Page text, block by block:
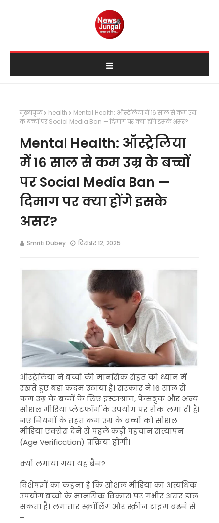
मुख्यपृष्ठ health
Mental Health: ऑस्ट्रेलिया में 16 साल से कम उम्र
के बच्चों पर Social Media Ban — दिमाग पर क्या होंगे इसके असर?
Mental Health: ऑस्ट्रेलिया
में 16 साल से कम उम्र के बच्चों
पर Social Media Ban —
दिमाग पर क्या होंगे इसके
असर?
Smriti Dubey दिसंबर 12, 2025
ऑस्ट्रेलिया ने बच्चों की मानसिक सेहत को ध्यान में
रखते हुए बड़ा कदम उठाया है। सरकार ने 16 साल से
कम उम्र के बच्चों के लिए इंस्टाग्राम, फेसबुक और अन्य
सोशल मीडिया प्लेटफॉर्म के उपयोग पर रोक लगा दी है।
नए नियमों के तहत कम उम्र के बच्चों को सोशल
मीडिया एक्सेस देने से पहले कड़ी पहचान सत्यापन
(Age Verification) प्रक्रिया होगी।
क्यों लगाया गया यह बैन?
विशेषज्ञों का कहना है कि सोशल मीडिया का अत्यधिक
उपयोग बच्चों के मानसिक विकास पर गंभीर असर डाल
सकता है। लगातार स्क्रॉलिंग और स्क्रीन टाइम बढ़ने से
–